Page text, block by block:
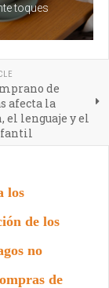
toques
de
afecta la
el lenguaje y el
los
de los
no
de